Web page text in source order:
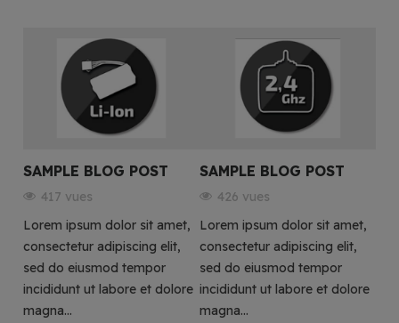
SAMPLE BLOG POST
417 vues
Lorem ipsum dolor sit amet,
consectetur adipiscing elit,
sed do eiusmod tempor
incididunt ut labore et dolore
magna...
SAMPLE BLOG POST
426 vues
Lorem ipsum dolor sit amet,
consectetur adipiscing elit,
sed do eiusmod tempor
incididunt ut labore et dolore
magna...